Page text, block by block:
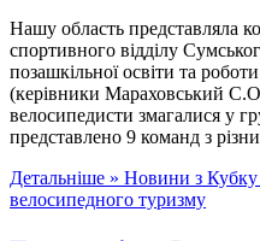
Нашу область представляла
спортивного відділу
позашкільної освіти та
(керівники Мараховський
велосипедисти змагалися у
представлено 9 команд з
Детальніше » Новини з Кубку
велосипедного туризму